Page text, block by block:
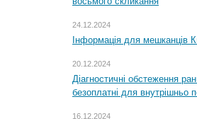
24.12.2024
Інформація для мешканців
20.12.2024
Діагностичні обстеження
безоплатні для внутрішньо
16.12.2024